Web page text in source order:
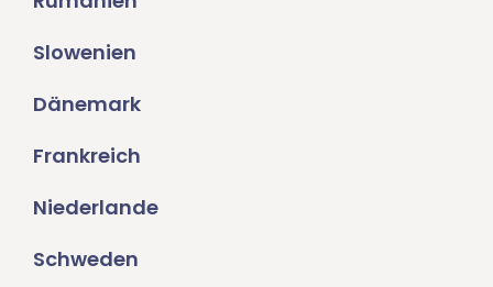
Slowenien
Dänemark
Frankreich
Niederlande
Schweden